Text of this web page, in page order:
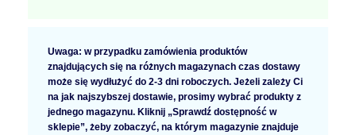
Uwaga: w przypadku zamówienia produktów
znajdujących się na różnych magazynach czas dostawy
może się wydłużyć do 2-3 dni roboczych. Jeżeli zależy Ci
na jak najszybszej dostawie, prosimy wybrać produkty z
jednego magazynu. Kliknij „Sprawdź dostępność w
sklepie”, żeby zobaczyć, na którym magazynie znajduje